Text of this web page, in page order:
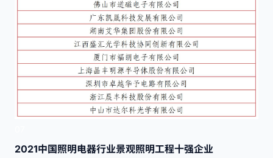
2021中国照明电器行业景观照明工程十强企业